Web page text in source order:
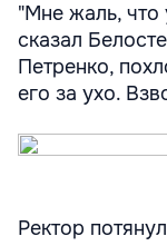
"Мне жаль, что
сказал
Петренко,
его за ухо.
Ректор